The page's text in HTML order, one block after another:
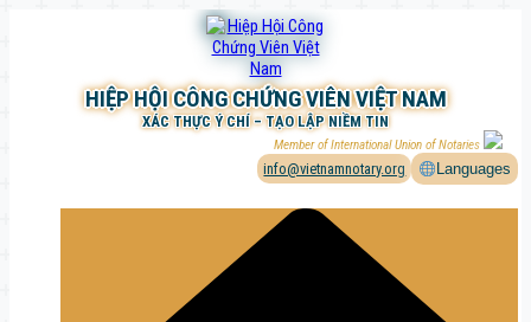
HIỆP HỘI CÔNG CHỨNG VIÊN VIỆT NAM
XÁC THỰC Ý CHÍ – TẠO LẬP NIỀM TIN
Member of International Union of Notaries
info@vietnamnotary.org Languages